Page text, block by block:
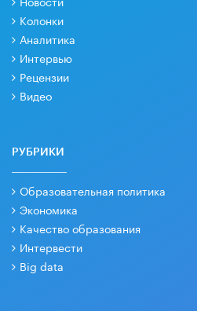
Колонки
Аналитика
Интервью
Рецензии
Видео
РУБРИКИ
Образовательная политика
Экономика
Качество образования
Интервести
Big data